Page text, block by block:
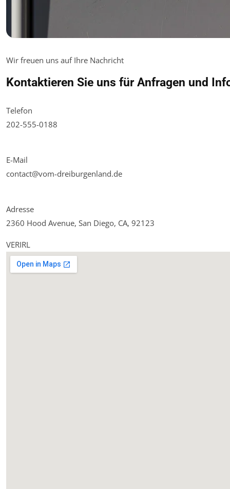
Wir freuen uns auf Ihre Nachricht
Kontaktieren Sie uns für Anfragen und
Telefon
202-555-0188
E-Mail
contact@vom-dreiburgenland.de
Adresse
2360 Hood Avenue, San Diego, CA, 92123
VERIRL